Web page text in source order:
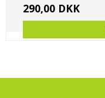
290,00 DKK